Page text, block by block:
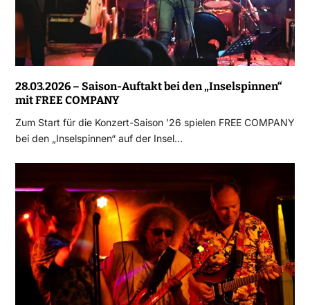
28.03.2026 – Saison-Auftakt bei den „Inselspinnen“
mit FREE COMPANY
Zum Start für die Konzert-Saison ’26 spielen FREE COMPANY
bei den „Inselspinnen“ auf der Insel…